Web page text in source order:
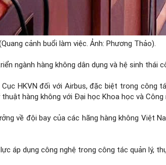
cảnh buổi làm việc. Ảnh: Phương Thảo).
ngành hàng không dân dụng và hệ sinh thái
HKVN đối với Airbus, đặc biệt trong công
hàng không với Đại học Khoa học và Công
về đội bay của các hãng hàng không Việt
áp dụng công nghệ trong công tác quản lý,